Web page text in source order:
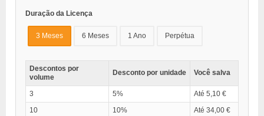
Duração da Licença
3 Meses 6 Meses 1 Ano Perpétua
Descontos por
volume
Desconto por unidade Você salva
3 5%
Até 5,10 €
10
10%
Até 34,00 €